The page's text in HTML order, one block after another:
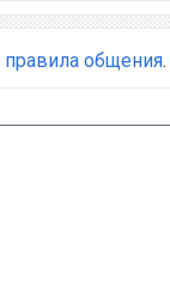
правила общения.